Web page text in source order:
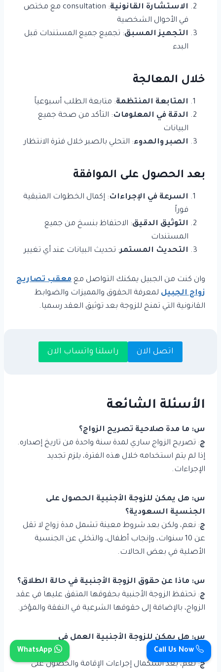
الاستشارة القانونية
: consultation مع مختص
في الأحوال الشخصية
التجهيز المسبق: تجميع جميع المستندات قبل
البدء
خلال المعالجة
المتابعة المنتظمة: متابعة الطلب أسبوعياً
الدقة في المعلومات: التأكد من صحة جميع
البيانات
الصبر والهدوء: التحلي بالصبر خلال فترة الانتظار
بعد الحصول على الموافقة
السرعة في الإجراءات: إكمال الخطوات المتبقية
فوراً
التوثيق الدقيق: الاحتفاظ بنسخ من جميع
المستندات
التحديث المستمر: تحديث البيانات عند أي تغيير
وان كنت من الجبيل يمكنك التواصل مع معقب تصاريح
زواج الجبيل لمعرفة الحقوق والمميزات والضوابط
القانونية التي تمنح للزوجة بعد توثيق العقد رسميا.
اتصل الان راسلنا واتساب الان
الأسئلة الشائعة
س: ما مدة صلاحية تصريح الزواج؟
ج: تصريح الزواج ساري لمدة سنة واحدة من تاريخ إصداره.
إذا لم يتم استخدامه خلال هذه الفترة، يلزم تجديد
الإجراءات.
س: هل يمكن للزوجة الأجنبية الحصول على
الجنسية السعودية؟
ج: نعم، ولكن بعد شروط معينة تشمل مدة زواج لا تقل
عن 10 سنوات، وإنجاب أطفال، والتخلي عن الجنسية
الأصلية في بعض الحالات.
س: ماذا عن حقوق الزوجة الأجنبية في حالة الطلاق؟
ج: تحتفظ الزوجة الأجنبية بحقوقها المتفق عليها في عقد
الزواج، بالإضافة إلى حقوقها الشرعية في النفقة والمؤخر.
س: هل يمكن للزوجة الأجنبية العمل في
السعودية؟
ج: نعم، بعد استكمال إجراءات الإقامة والحصول على